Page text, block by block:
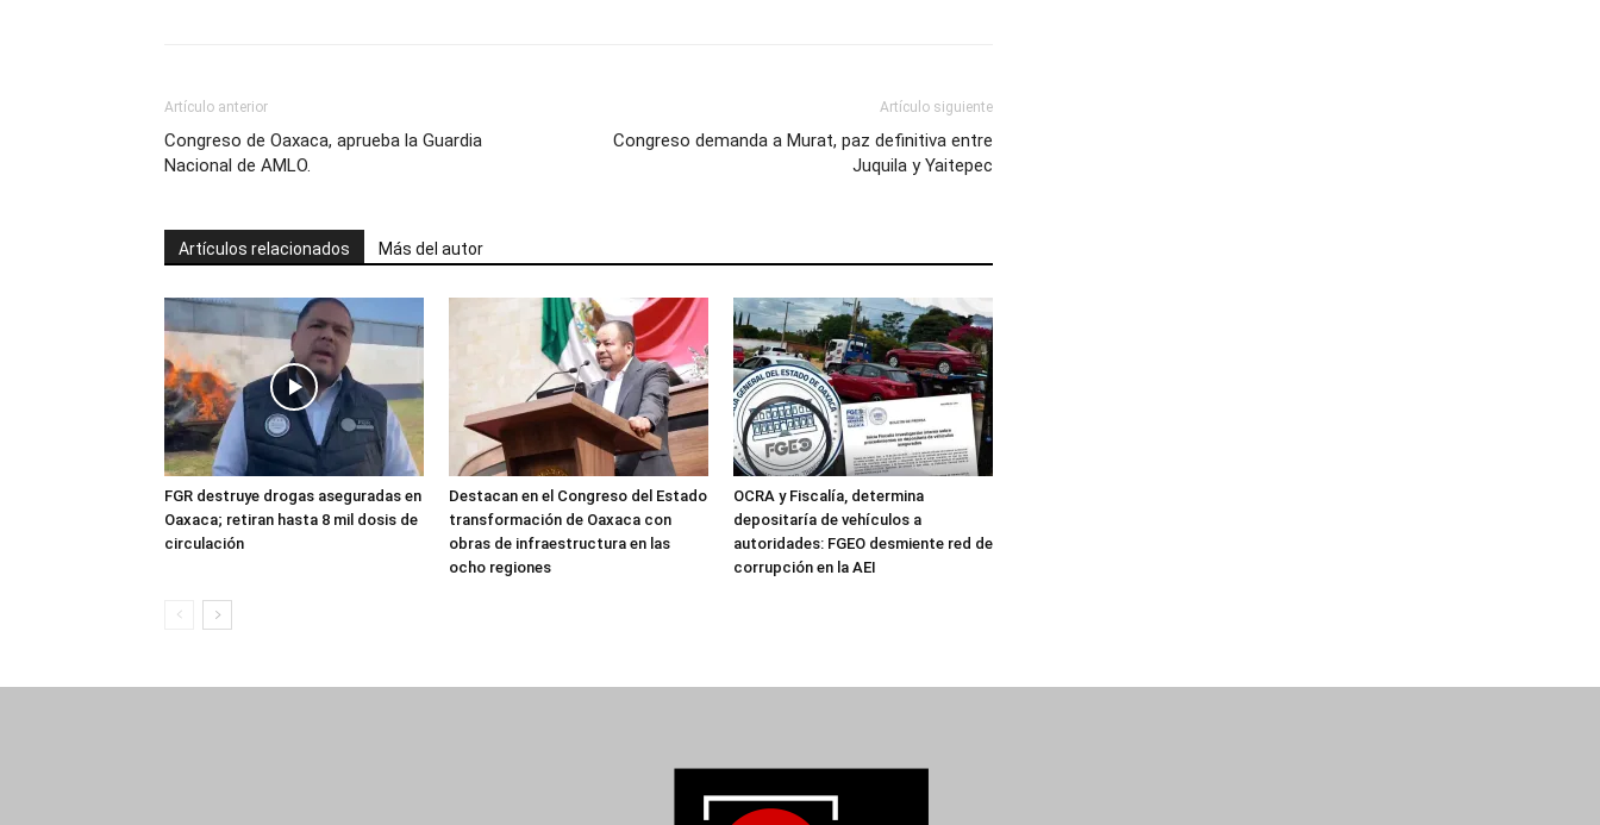
Artículo anterior
Congreso de Oaxaca, aprueba la Guardia
Nacional de AMLO.
Artículo siguiente
Congreso demanda a Murat, paz definitiva entre
Juquila y Yaitepec
Artículos relacionados Más del autor
FGR destruye drogas aseguradas en
Oaxaca; retiran hasta 8 mil dosis de
circulación
Destacan en el Congreso del Estado
transformación de Oaxaca con
obras de infraestructura en las
ocho regiones
OCRA y Fiscalía, determina
depositaría de vehículos a
autoridades: FGEO desmiente red de
corrupción en la AEI